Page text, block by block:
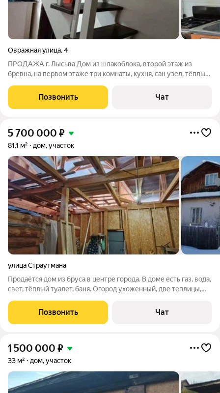
Овражная улица,4
ПРОДАЖА г. Лысьва Дом из шлакоблока, второй этаж из
бревна, на первом этаже три комнаты, кухня, сан узел, тёплый
кв. м. , Зeмельный участок ЛПХ 16 соток, (на участке баня, 6на
6) Вода,
Позвонить Чат
5 700 000 ₽
81,1 м² дом, участок
улица Страутмана
Продаётся дом из бруса в центре города. В доме есть газ, вода,
свет, тёплый туалет, баня. Огород ухоженный, две теплицы,
Позвонить Чат
1 500 000 ₽
33 м² дом, участок